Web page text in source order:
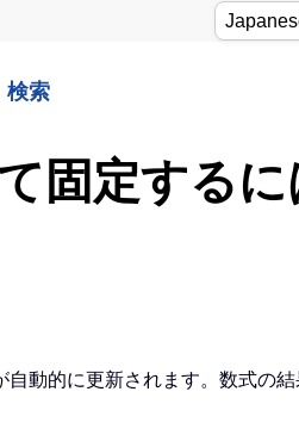
検索
固定するに
動的に更新されます。数式の